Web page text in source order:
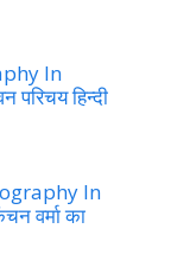
In
परिचय हिन्दी
In
वर्मा का